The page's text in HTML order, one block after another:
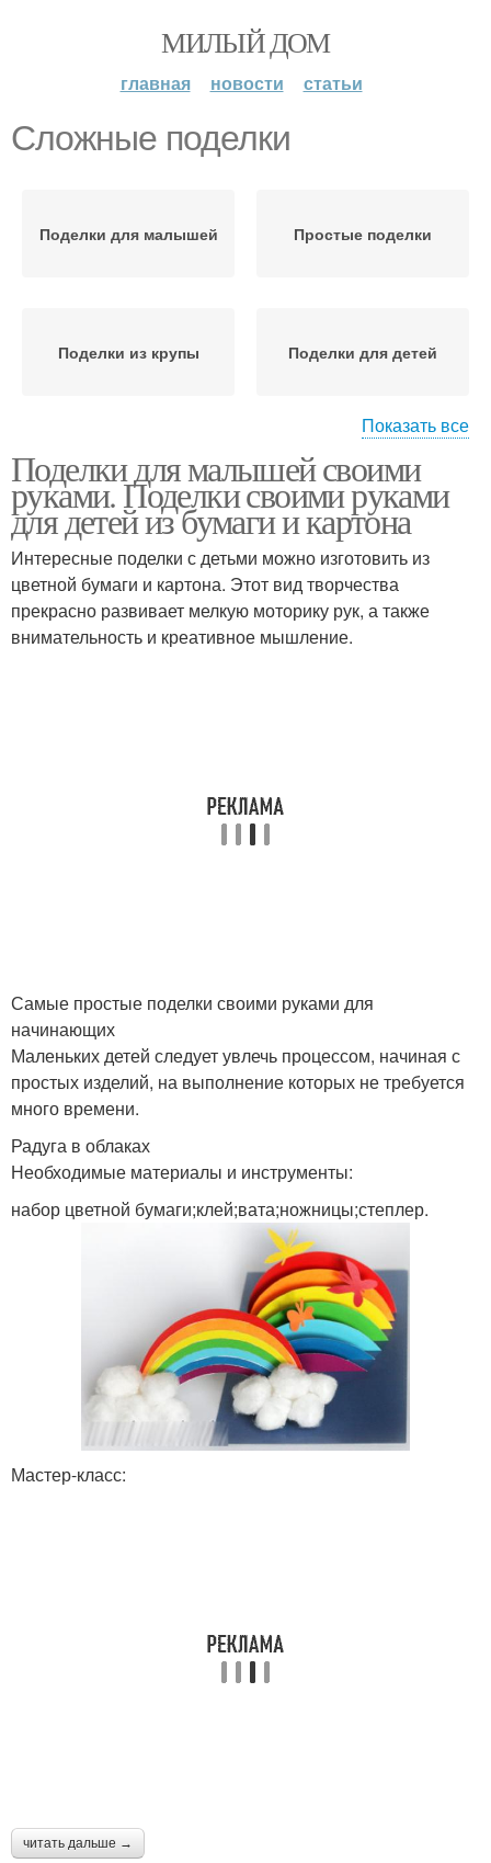
МИЛЫЙ ДОМ
главная новости статьи
Сложные поделки
Поделки для малышей Простые поделки
Поделки из крупы Поделки для детей
Поделки с детьми
Показать все
Поделки для малышей своими
руками. Поделки своими руками
для детей из бумаги и картона
Интересные поделки с детьми можно изготовить из
цветной бумаги и картона. Этот вид творчества
прекрасно развивает мелкую моторику рук, а также
внимательность и креативное мышление.
Самые простые поделки своими руками для
начинающих
Маленьких детей следует увлечь процессом, начиная с
простых изделий, на выполнение которых не требуется
много времени.
Радуга в облаках
Необходимые материалы и инструменты:
набор цветной бумаги;клей;вата;ножницы;степлер.
Мастер-класс:
читать дальше →